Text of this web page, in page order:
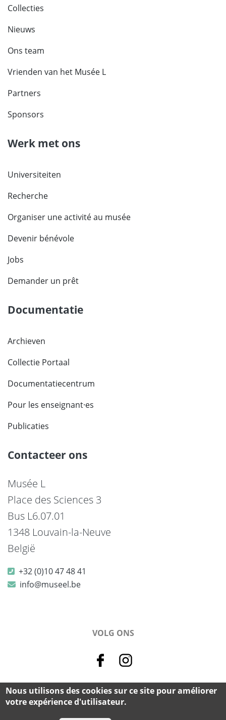
Collecties
Nieuws
Ons team
Vrienden van het Musée L
Partners
Sponsors
Werk met ons
Universiteiten
Recherche
Organiser une activité au musée
Devenir bénévole
Jobs
Demander un prêt
Documentatie
Archieven
Collectie Portaal
Documentatiecentrum
Pour les enseignant·es
Publicaties
Contacteer ons
Musée L
Place des Sciences 3
Bus L6.07.01
1348 Louvain-la-Neuve
België
+32 (0)10 47 48 41
info@museel.be
VOLG ONS
© 2026 Musée L - Alle rechten voorbehouden.
Nous utilisons des cookies sur ce site pour améliorer
votre expérience d'utilisateur.